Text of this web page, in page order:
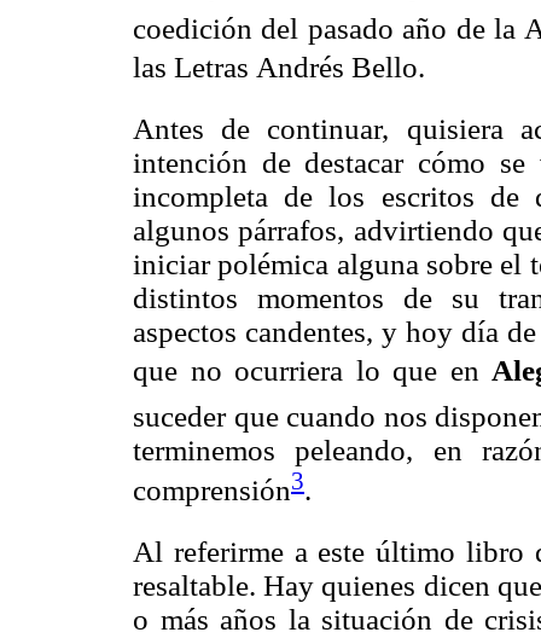
coedición del pasado año de la
las Letras Andrés Bello.
Antes de continuar, quisiera
intención de destacar cómo
incompleta de los escritos de
algunos párrafos, advirtiendo
iniciar polémica alguna sobre el
distintos momentos de su
aspectos candentes, y hoy día
que no ocurriera lo que en
suceder que cuando nos
terminemos peleando, en
comprensión3.
Al referirme a este último libro
resaltable. Hay quienes dicen
o más años la situación de